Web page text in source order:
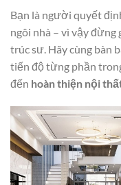
Bạn là người quyết
ngôi nhà – vì vậy đừng
trúc sư. Hãy cùng bàn
tiến độ từng phần
đến hoàn thiện nội